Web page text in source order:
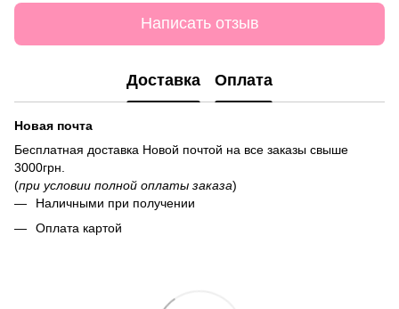
Написать отзыв
Доставка Оплата
Новая почта
Бесплатная доставка Новой почтой на все заказы свыше
3000грн.
(при условии полной оплаты заказа)
Наличными при получении
Оплата картой